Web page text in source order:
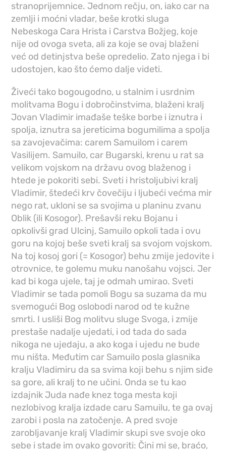
stranoprijemnice. Jednom rečju, on, iako car na
zemlji i moćni vladar, beše krotki sluga
Nebeskoga Cara Hrista i Carstva Božjeg, koje
nije od ovoga sveta, ali za koje se ovaj blaženi
već od detinjstva beše opredelio. Zato njega i bi
udostojen, kao što ćemo dalje videti.
Živeći tako bogougodno, u stalnim i usrdnim
molitvama Bogu i dobročinstvima, blaženi kralj
Jovan Vladimir imađaše teške borbe i iznutra i
spolja, iznutra sa jereticima bogumilima a spolja
sa zavojevačima: carem Samuilom i carem
Vasilijem. Samuilo, car Bugarski, krenu u rat sa
velikom vojskom na državu ovog blaženog i
htede je pokoriti sebi. Sveti i hristoljubivi kralj
Vladimir, štedeći krv čovečiju i ljubeći većma mir
nego rat, ukloni se sa svojima u planinu zvanu
Oblik (ili Kosogor). Prešavši reku Bojanu i
opkolivši grad Ulcinj, Samuilo opkoli tada i ovu
goru na kojoj beše sveti kralj sa svojom vojskom.
Na toj kosoj gori (= Kosogor) behu zmije jedovite i
otrovnice, te golemu muku nanošahu vojsci. Jer
kad bi koga ujele, taj je odmah umirao. Sveti
Vladimir se tada pomoli Bogu sa suzama da mu
svemogući Bog oslobodi narod od te kužne
smrti. I usliši Bog molitvu sluge Svoga, i zmije
prestaše nadalje ujedati, i od tada do sada
nikoga ne ujedaju, a ako koga i ujedu ne bude
mu ništa. Međutim car Samuilo posla glasnika
kralju Vladimiru da sa svima koji behu s njim siđe
sa gore, ali kralj to ne učini. Onda se tu kao
izdajnik Juda nađe knez toga mesta koji
nezlobivog kralja izdade caru Samuilu, te ga ovaj
zarobi i posla na zatočenje. A pred svoje
zarobljavanje kralj Vladimir skupi sve svoje oko
sebe i stade im ovako govoriti: Čini mi se, braćo,